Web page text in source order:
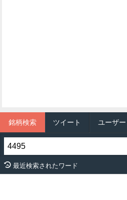
銘柄検索 ツイート ユーザー
最近検索されたワード